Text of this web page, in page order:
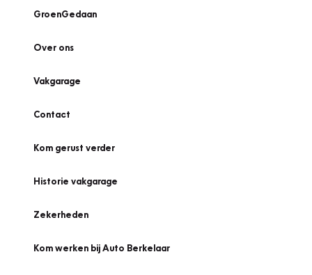
GroenGedaan
Over ons
Vakgarage
Contact
Kom gerust verder
Historie vakgarage
Zekerheden
Kom werken bij Auto Berkelaar